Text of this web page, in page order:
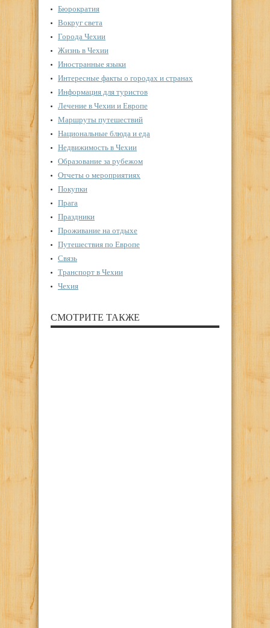
Бюрократия
Вокруг света
Города Чехии
Жизнь в Чехии
Иностранные языки
Интересные факты о городах и странах
Информация для туристов
Лечение в Чехии и Европе
Маршруты путешествий
Национальные блюда и еда
Недвижимость в Чехии
Образование за рубежом
Отчеты о мероприятиях
Покупки
Прага
Праздники
Проживание на отдыхе
Путешествия по Европе
Связь
Транспорт в Чехии
Чехия
СМОТРИТЕ ТАКЖЕ